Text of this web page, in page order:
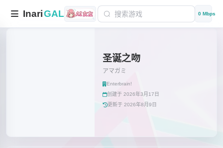
InariGAL 0 Mbps
圣诞之吻
アマガミ
Enterbrain!
创建于 2026年3月17日
更新于 2026年8月9日